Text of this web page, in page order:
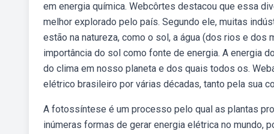
em energia química. Webcôrtes destacou que essa
melhor explorado pelo país. Segundo ele, muitas
estão na natureza, como o sol, a água (dos rios e dos
importância do sol como fonte de energia. A energia
do clima em nosso planeta e dos quais todos os.
elétrico brasileiro por várias décadas, tanto pela sua
A fotossíntese é um processo pelo qual as plantas
inúmeras formas de gerar energia elétrica no mundo,